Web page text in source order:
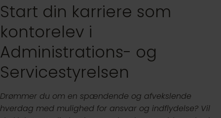
Start din karriere som
kontorelev i
Administrations- og
Servicestyrelsen
Drømmer du om en spændende og afvekslende
hverdag med mulighed for ansvar og indflydelse? Vil